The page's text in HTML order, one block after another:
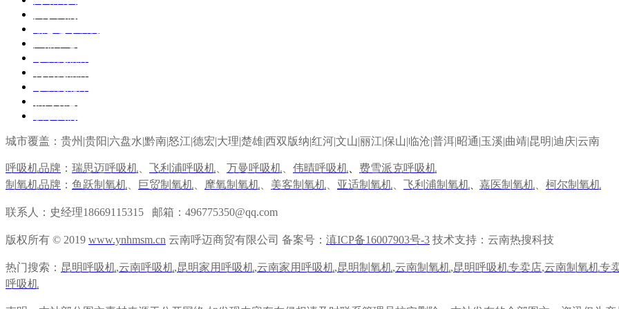
城市覆盖：贵州|贵阳|六盘水|黔南|怒江|德宏|大理|楚雄|西双版纳|红河|文山|丽江|保山|临沧|普洱|昭通|玉溪|曲靖|昆明|迪庆|云南
呼吸机品牌 ： 瑞思迈呼吸机 飞利浦呼吸机 万曼呼吸机 伟晴呼吸机
费雪派克呼吸机
制氧机品牌 ： 鱼跃制氧机 巨贸制氧机 摩氧制氧机 美客制氧机 亚适制氧机 飞利浦制氧机 嘉医制氧机 柯尔制氧机
联系人：史经理18669115315 邮箱：496775350@qq.com
版权所有 © 2019 www.ynhmsm.cn 云南呼迈商贸有限公司 备案号： 滇ICP备16007903号-3 技术支持：云南热搜科技
热门搜索： 昆明呼吸机,云南呼吸机,昆明家用呼吸机,云南家用呼吸机,昆明制氧机,云南制氧机,昆明呼吸机专卖店,云南制氧机专
呼吸机